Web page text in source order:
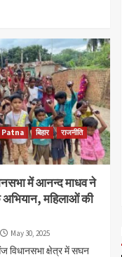
Patna बिहार
राजनीति
में आनन्द माधव ने
महिलाओं की
May 30, 2025
विधानसभा क्षेत्र में सघन